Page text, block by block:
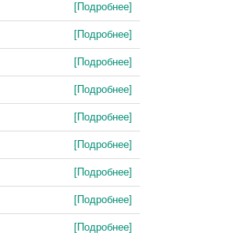
[Подробнее]
[Подробнее]
[Подробнее]
[Подробнее]
[Подробнее]
[Подробнее]
[Подробнее]
[Подробнее]
[Подробнее]